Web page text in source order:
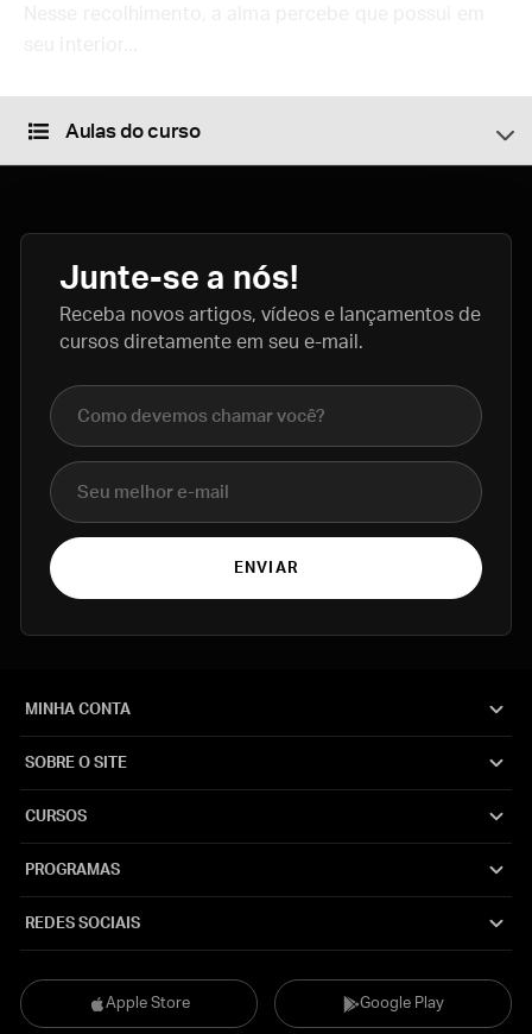
Aulas do curso
Junte-se a nós!
Receba novos artigos, vídeos e lançamentos de
cursos diretamente em seu e-mail.
Nome completo
E-mail
ENVIAR
Apple Store Google Play
MINHA CONTA
SOBRE O SITE
CURSOS
PROGRAMAS
REDES SOCIAIS